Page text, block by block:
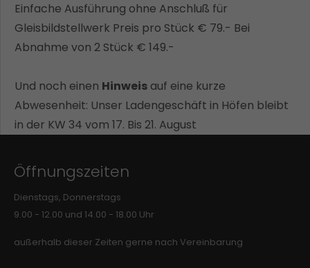
Einfache Ausführung ohne Anschluß für
Gleisbildstellwerk Preis pro Stück € 79.- Bei
Abnahme von 2 Stück € 149.-
Und noch einen Hinweis auf eine kurze
Abwesenheit: Unser Ladengeschäft in Höfen bleibt
in der KW 34 vom 17. Bis 21. August
Öffnungszeiten
Dienstags, Donnerstags
9.00 - 12.00 und 14.00 - 18.00 Uhr
außerhalb dieser Zeiten gerne nach Vereinbarung